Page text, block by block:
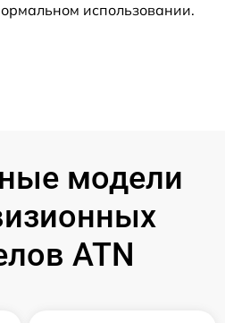
использовании.
модели
ATN